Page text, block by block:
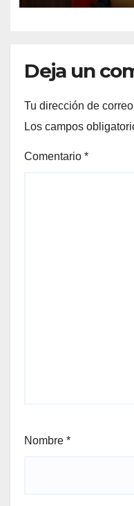
Deja un
Tu dirección de
Los campos
Comentario *
Nombre *